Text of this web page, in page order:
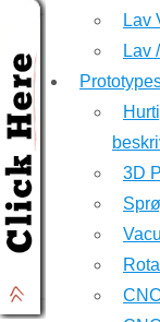
Lav
Lav
3D